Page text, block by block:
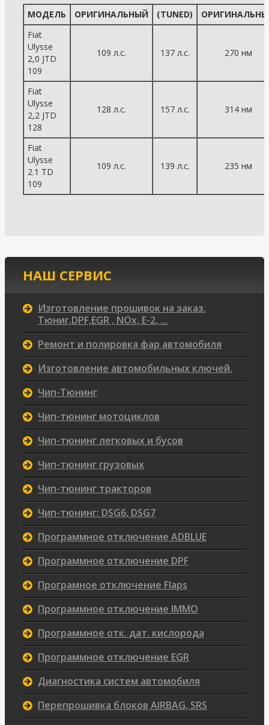
МОДЕЛЬ ОРИГИНАЛЬНЫЙ (TUNED)
Fiat
Ulysse
2,0 JTD
109
109 л.с. 137 л.с. 270 нм
Fiat
Ulysse
2,2 JTD
128
128 л.с. 157 л.с. 314 нм
Fiat
Ulysse
2.1 TD
109
109 л.с. 139 л.с. 235 нм
НАШ СЕРВИС
Изготовление прошивок на заказ.
Тюниг,DPF,EGR , NOx, Е-2, ...
Ремонт и полировка фар автомобиля
Изготовление автомобильных ключей.
Чип-Тюнинг
Чип-тюнинг мотоциклов
Чип-тюнинг легковых и бусов
Чип-тюнинг грузовых
Чип-тюнинг тракторов
Чип-тюнинг: DSG6, DSG7
Программное отключение ADBLUE
Программное отключение DPF
Програмное отключение Flaps
Программное отключение IMMO
Программное отк. дат. кислорода
Программное отключение EGR
Диагностика систем автомобиля
Перепрошивка блоков AIRBAG, SRS